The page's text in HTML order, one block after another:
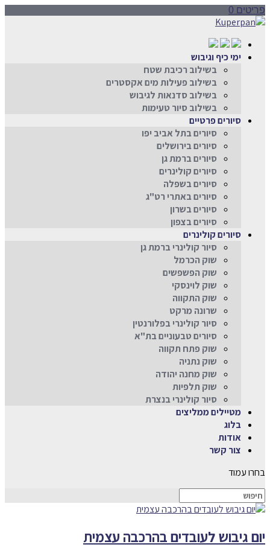
פריטים 0
ימי כיף וגיבוש
בשילוב רכיבת שטח
בשילוב פעילות מים אקסטרים
בשילוב סדנאות לגיבוש
בשילוב סיור טעימות
סיורים פרטיים
סיורים בתל אביב יפו
סיורים בירושלים
סיורים ברמת גן
סיורים קולינרים
סיורים בשפלה
סיורים באתרי רט"ג
סיורים בשרון
סיורים בצפון
סיורים קולינרים
סיור קולינרי ברמת גן
שוק הכרמל
שוק הפשפשים
שוק לוינסקי
שוק התקווה
שרונה מרקט
סיור קולינרי בפלורנטין
סיורים טבעוניים בת"א
שוק פתח תקווה
שוק נתניה
שוק מחנה יהודה
שוק תלפיות
סיור קולינרי בנצרת
מטיילים ממליצים
בלוג
אודות
צור קשר
בחרו עמוד
יום גיבוש לעובדים בהרכבה עצמית